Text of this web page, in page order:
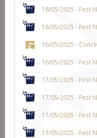
16/05/2025 - Fest
16/05/2025 - Fest
16/05/2025 -
16/05/2025 - Fest
17/05/2025 - Fest
17/05/2025 - Fest
17/05/2025 - Fest
17/05/2025 - Fest